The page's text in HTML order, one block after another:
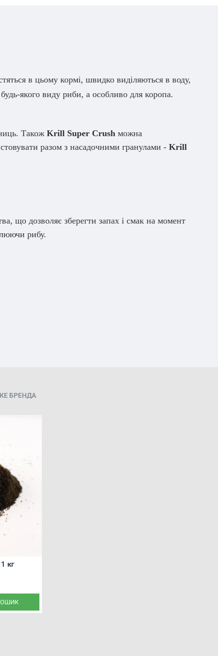
в цьому кормі, швидко виділяються в воду,
якого виду риби, а особливо для коропа.
Також Krill Super Crush можна
разом з насадочними гранулами - Krill
що дозволяє зберегти запах і смак на момент
рибу.
БРЕНДА
кг